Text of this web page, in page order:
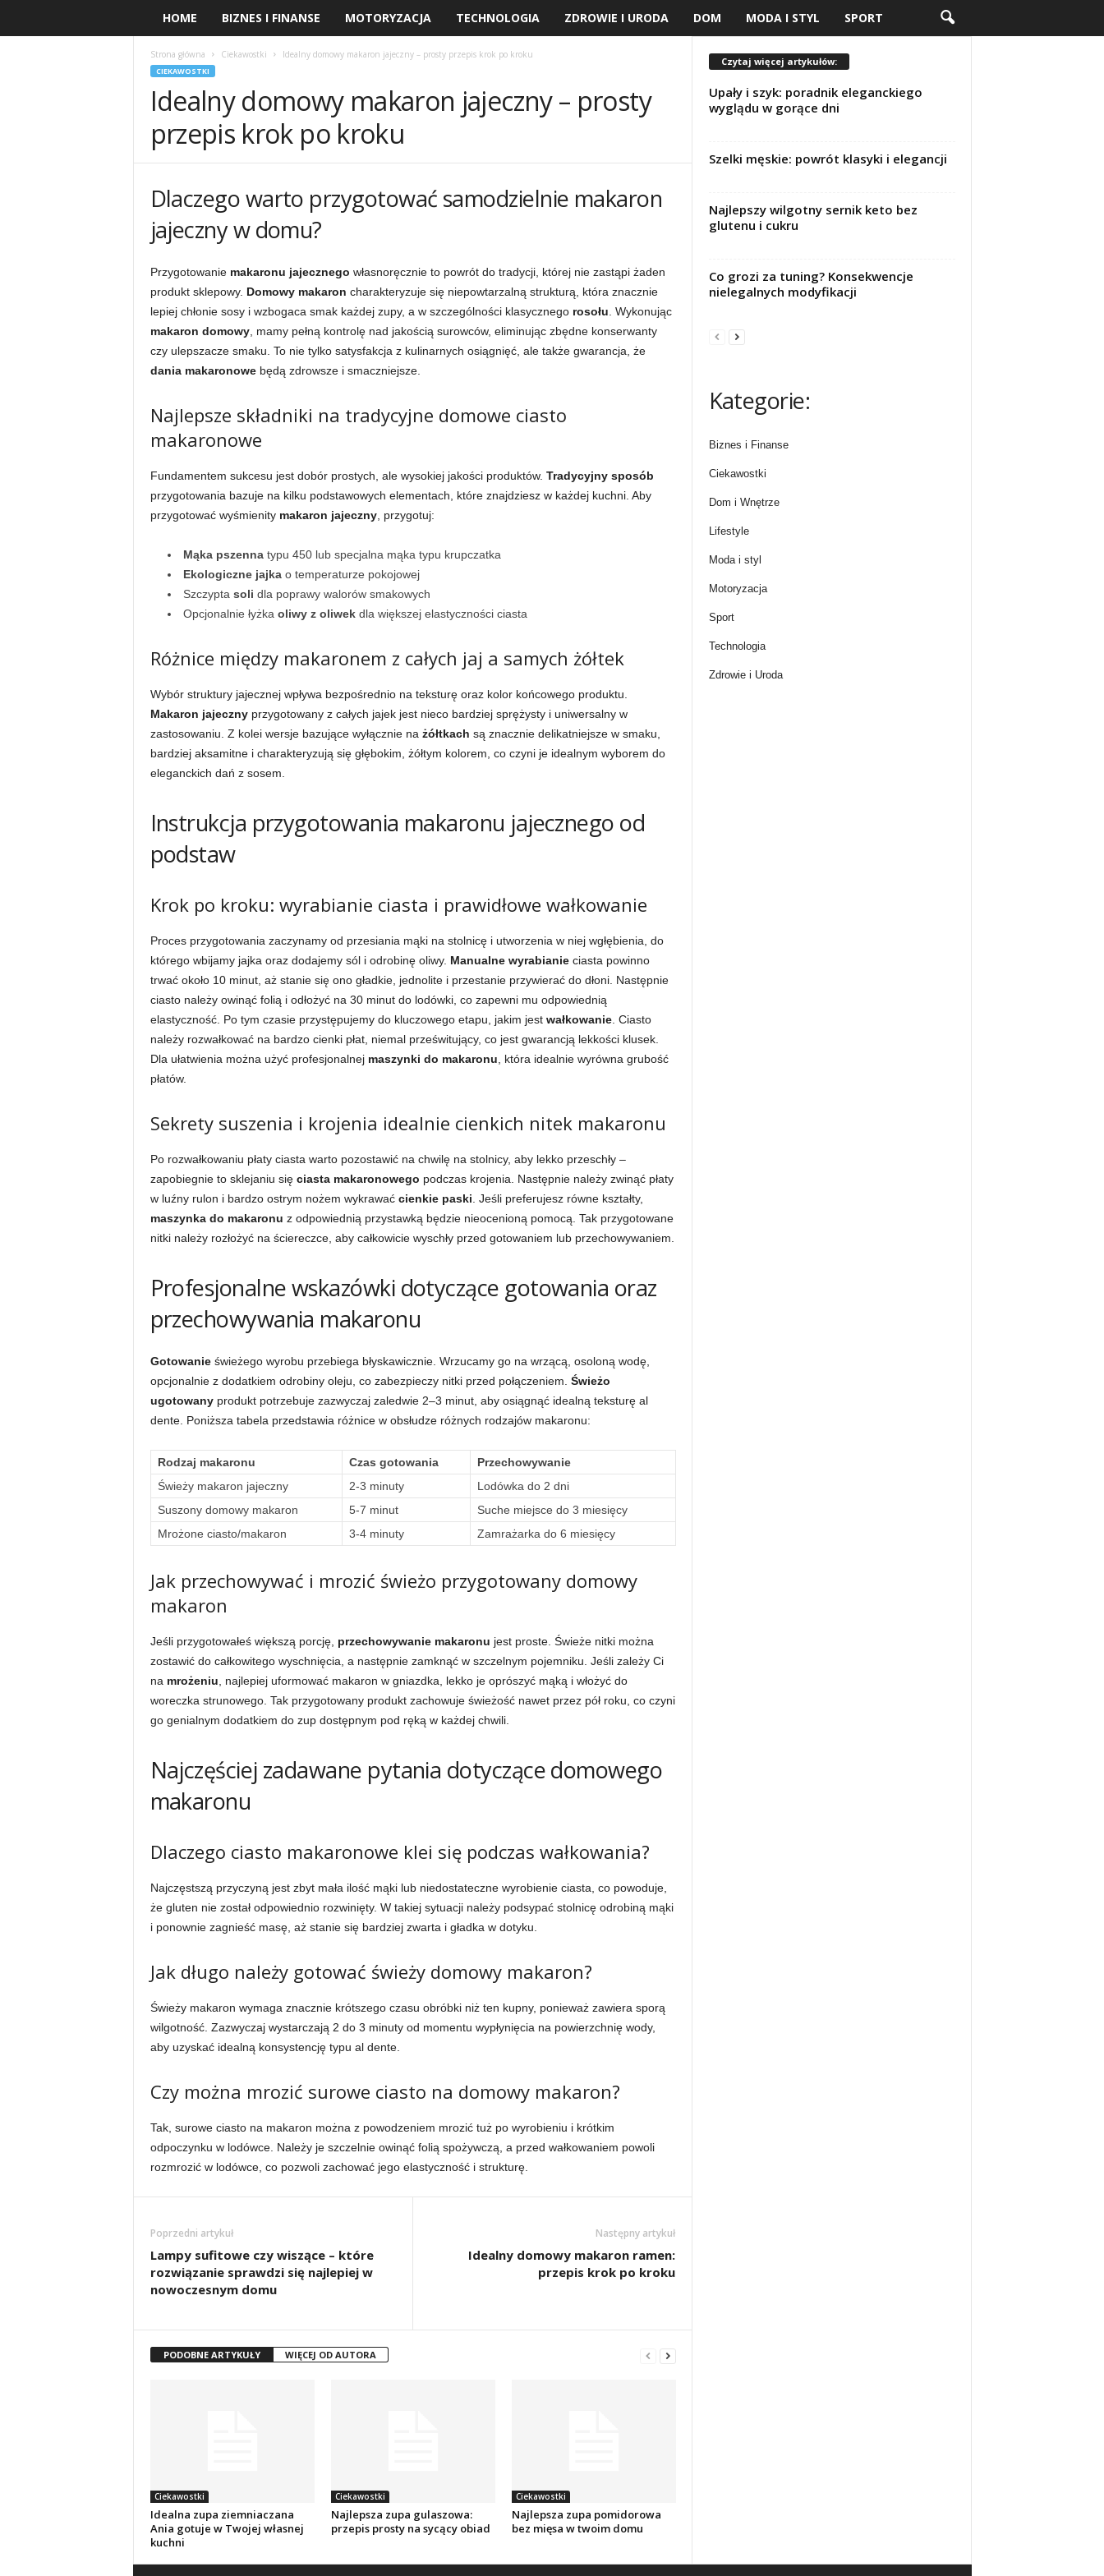
HOME BIZNES I FINANSE MOTORYZACJA TECHNOLOGIA ZDROWIE I URODA DOM MODA I STYL SPORT
Strona główna Ciekawostki Idealny domowy makaron jajeczny – prosty przepis krok po kroku
CIEKAWOSTKI
Idealny domowy makaron jajeczny – prosty
przepis krok po kroku
Dlaczego warto przygotować samodzielnie makaron
jajeczny w domu?
Przygotowanie makaronu jajecznego własnoręcznie to powrót do tradycji, której nie zastąpi żaden
produkt sklepowy. Domowy makaron charakteryzuje się niepowtarzalną strukturą, która znacznie
lepiej chłonie sosy i wzbogaca smak każdej zupy, a w szczególności klasycznego rosołu . Wykonując
makaron domowy, mamy pełną kontrolę nad jakością surowców, eliminując zbędne konserwanty
czy ulepszacze smaku. To nie tylko satysfakcja z kulinarnych osiągnięć, ale także gwarancja, że
dania makaronowebędą zdrowsze i smaczniejsze.
Najlepsze składniki na tradycyjne domowe ciasto
makaronowe
Fundamentem sukcesu jest dobór prostych, ale wysokiej jakości produktów. Tradycyjny sposób
przygotowania bazuje na kilku podstawowych elementach, które znajdziesz w każdej kuchni. Aby
przygotować wyśmienity makaron jajeczny, przygotuj:
Mąka pszennatypu 450 lub specjalna mąka typu krupczatka
Ekologiczne jajkao temperaturze pokojowej
Szczypta soli dla poprawy walorów smakowych
Opcjonalnie łyżka oliwy z oliwekdla większej elastyczności ciasta
Różnice między makaronem z całych jaj a samych żółtek
Wybór struktury jajecznej wpływa bezpośrednio na teksturę oraz kolor końcowego produktu.
Makaron jajecznyprzygotowany z całych jajek jest nieco bardziej sprężysty i uniwersalny w
zastosowaniu. Z kolei wersje bazujące wyłącznie na żółtkach są znacznie delikatniejsze w smaku,
bardziej aksamitne i charakteryzują się głębokim, żółtym kolorem, co czyni je idealnym wyborem do
eleganckich dań z sosem.
Instrukcja przygotowania makaronu jajecznego od
podstaw
Krok po kroku: wyrabianie ciasta i prawidłowe wałkowanie
Proces przygotowania zaczynamy od przesiania mąki na stolnicę i utworzenia w niej wgłębienia, do
którego wbijamy jajka oraz dodajemy sól i odrobinę oliwy. Manualne wyrabianieciasta powinno
trwać około 10 minut, aż stanie się ono gładkie, jednolite i przestanie przywierać do dłoni. Następnie
ciasto należy owinąć folią i odłożyć na 30 minut do lodówki, co zapewni mu odpowiednią
elastyczność. Po tym czasie przystępujemy do kluczowego etapu, jakim jest wałkowanie. Ciasto
należy rozwałkować na bardzo cienki płat, niemal prześwitujący, co jest gwarancją lekkości klusek.
Dla ułatwienia można użyć profesjonalnej maszynki do makaronu , która idealnie wyrówna grubość
płatów.
Sekrety suszenia i krojenia idealnie cienkich nitek makaronu
Po rozwałkowaniu płaty ciasta warto pozostawić na chwilę na stolnicy, aby lekko przeschły –
zapobiegnie to sklejaniu się ciasta makaronowego podczas krojenia. Następnie należy zwinąć płaty
w luźny rulon i bardzo ostrym nożem wykrawać cienkie paski . Jeśli preferujesz równe kształty,
maszynka do makaronu z odpowiednią przystawką będzie nieocenioną pomocą. Tak przygotowane
nitki należy rozłożyć na ściereczce, aby całkowicie wyschły przed gotowaniem lub przechowywaniem.
Profesjonalne wskazówki dotyczące gotowania oraz
przechowywania makaronu
Gotowanieświeżego wyrobu przebiega błyskawicznie. Wrzucamy go na wrzącą, osoloną wodę,
opcjonalnie z dodatkiem odrobiny oleju, co zabezpieczy nitki przed połączeniem. Świeżo
ugotowanyprodukt potrzebuje zazwyczaj zaledwie 2–3 minut, aby osiągnąć idealną teksturę al
dente. Poniższa tabela przedstawia różnice w obsłudze różnych rodzajów makaronu:
Rodzaj makaronu Czas gotowania
Przechowywanie
Świeży makaron jajeczny
2-3 minuty
Lodówka do 2 dni
Suszony domowy makaron
5-7 minut
Suche miejsce do 3 miesięcy
Mrożone ciasto/makaron
3-4 minuty Zamrażarka do 6 miesięcy
Jak przechowywać i mrozić świeżo przygotowany domowy
makaron
Jeśli przygotowałeś większą porcję, przechowywanie makaronu jest proste. Świeże nitki można
zostawić do całkowitego wyschnięcia, a następnie zamknąć w szczelnym pojemniku. Jeśli zależy Ci
na mrożeniu , najlepiej uformować makaron w gniazdka, lekko je oprószyć mąką i włożyć do
woreczka strunowego. Tak przygotowany produkt zachowuje świeżość nawet przez pół roku, co czyni
go genialnym dodatkiem do zup dostępnym pod ręką w każdej chwili.
Najczęściej zadawane pytania dotyczące domowego
makaronu
Dlaczego ciasto makaronowe klei się podczas wałkowania?
Najczęstszą przyczyną jest zbyt mała ilość mąki lub niedostateczne wyrobienie ciasta, co powoduje,
że gluten nie został odpowiednio rozwinięty. W takiej sytuacji należy podsypać stolnicę odrobiną mąki
i ponownie zagnieść masę, aż stanie się bardziej zwarta i gładka w dotyku.
Jak długo należy gotować świeży domowy makaron?
Świeży makaron wymaga znacznie krótszego czasu obróbki niż ten kupny, ponieważ zawiera sporą
wilgotność. Zazwyczaj wystarczają 2 do 3 minuty od momentu wypłynięcia na powierzchnię wody,
aby uzyskać idealną konsystencję typu al dente.
Czy można mrozić surowe ciasto na domowy makaron?
Tak, surowe ciasto na makaron można z powodzeniem mrozić tuż po wyrobieniu i krótkim
odpoczynku w lodówce. Należy je szczelnie owinąć folią spożywczą, a przed wałkowaniem powoli
rozmrozić w lodówce, co pozwoli zachować jego elastyczność i strukturę.
Poprzedni artykuł
Lampy sufitowe czy wiszące – które
rozwiązanie sprawdzi się najlepiej w
nowoczesnym domu
Następny artykuł
Idealny domowy makaron ramen:
przepis krok po kroku
PODOBNE ARTYKUŁY WIĘCEJ OD AUTORA
Ciekawostki
Idealna zupa ziemniaczana
Ania gotuje w Twojej własnej
kuchni
Ciekawostki
Najlepsza zupa gulaszowa:
przepis prosty na sycący obiad
Ciekawostki
Najlepsza zupa pomidorowa
bez mięsa w twoim domu
Czytaj więcej artykułów:
Upały i szyk: poradnik eleganckiego
wyglądu w gorące dni
Szelki męskie: powrót klasyki i elegancji
Najlepszy wilgotny sernik keto bez
glutenu i cukru
Co grozi za tuning? Konsekwencje
nielegalnych modyfikacji
Kategorie:
Biznes i Finanse
Ciekawostki
Dom i Wnętrze
Lifestyle
Moda i styl
Motoryzacja
Sport
Technologia
Zdrowie i Uroda